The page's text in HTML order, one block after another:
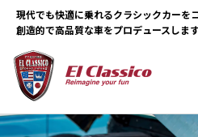
現代でも快適に乗れるクラシックカーを